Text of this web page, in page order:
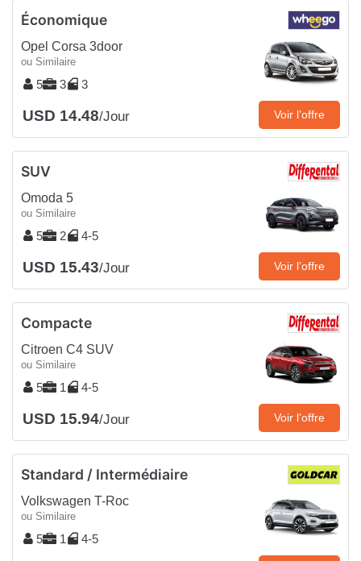
Économique
Opel Corsa 3door
ou Similaire
5 3 3
USD 14.48/Jour Voir l’offre
SUV
Omoda 5
ou Similaire
5 2 4-5
USD 15.43/Jour Voir l’offre
Compacte
Citroen C4 SUV
ou Similaire
5 1 4-5
USD 15.94/Jour Voir l’offre
Standard / Intermédiaire
Volkswagen T-Roc
ou Similaire
5 1 4-5